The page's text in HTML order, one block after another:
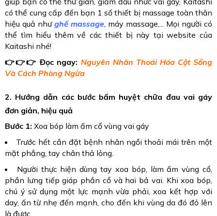
có thể cung cấp đến bạn 1 số thiết bị massage toàn thân
hiệu quả như ghế massage , máy massage,... Mọi người có
thể tìm hiểu thêm về các thiết bị này tại website của
Kaitashi nhé!
👉👉👉Đọc ngay: Nguyên Nhân Thoái Hóa Cột Sống
Và Cách Phòng Ngừa
2. Hướng dẫn các bước bấm huyệt chữa đau vai gáy
đơn giản, hiệu quả
Bước 1: Xoa bóp làm ấm cổ vùng vai gáy
Trước hết cần đặt bệnh nhân ngồi thoải mái trên một
mặt phẳng, tay chân thả lỏng.
Người thực hiện dùng tay xoa bóp, làm ấm vùng cổ,
phần lưng tiếp giáp phần cổ và hai bả vai. Khi xoa bóp,
chú ý sử dụng một lực mạnh vừa phải, xoa kết hợp với
day, ấn từ nhẹ đến mạnh, cho đến khi vùng da đó đỏ lên
là được.